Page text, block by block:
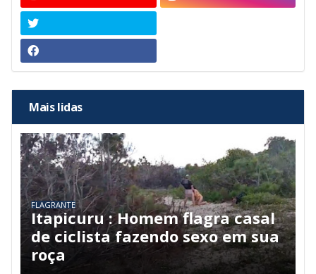
Mais lidas
FLAGRANTE
Itapicuru : Homem flagra casal
de ciclista fazendo sexo em sua
roça